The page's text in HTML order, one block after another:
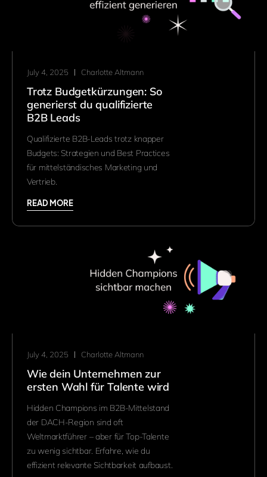
July 4, 2025 Charlotte Altmann
Trotz Budgetkürzungen: So
generierst du qualifizierte
B2B Leads
Qualifizierte B2B-Leads trotz knapper
Budgets: Strategien und Best Practices
für mittelständisches Marketing und
Vertrieb.
READ MORE
July 4, 2025 Charlotte Altmann
Wie dein Unternehmen zur
ersten Wahl für Talente wird
Hidden Champions im B2B-Mittelstand
der DACH-Region sind oft
Weltmarktführer – aber für Top-Talente
zu wenig sichtbar. Erfahre, wie du
effizient relevante Sichtbarkeit aufbaust.